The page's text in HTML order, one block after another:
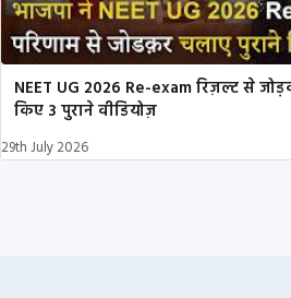
NEET UG 2026 Re-exam रिज़ल्ट से
किए 3 पुराने वीडियोज़
29th July 2026